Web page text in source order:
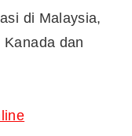
di Malaysia,
dan